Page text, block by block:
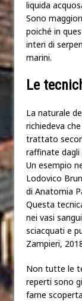
liquida
Sono
poiché in
interi di
marini.
Le
La naturale
richiedeva
trattato
raffinate
Un esempio
Lodovico
di Anatomia
Questa
nei vasi
sciacquati e
Zampieri,
Non tutte le
reperti sono
farne